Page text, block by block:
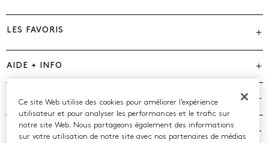
LES FAVORIS
AIDE + INFO
MARQUES
Ce site Web utilise des cookies pour améliorer l’expérience
utilisateur et pour analyser les performances et le trafic sur
notre site Web. Nous partageons également des informations
sur votre utilisation de notre site avec nos partenaires de médias